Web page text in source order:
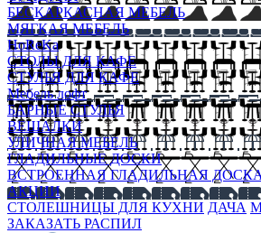
БЕСКАРКАСНАЯ МЕБЕЛЬ
МЯГКАЯ МЕБЕЛЬ
HoReKa
СТОЛЫ ДЛЯ КАФЕ
СТУЛЬЯ ДЛЯ КАФЕ
Мебель лофт
БАРНЫЕ СТУЛЬЯ
ВЕШАЛКИ
УЛИЧНАЯ МЕБЕЛЬ
ГЛАДИЛЬНЫЕ ДОСКИ
ВСТРОЕННАЯ ГЛАДИЛЬНАЯ ДОСКА
АКЦИИ
СТОЛЕШНИЦЫ ДЛЯ КУХНИ ДАЧА
ЗАКАЗАТЬ РАСПИЛ